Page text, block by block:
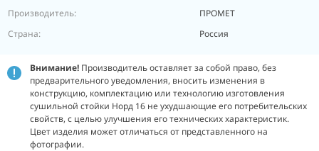
Производитель:
ПРОМЕТ
Страна:
Россия
Внимание! Производитель оставляет за собой право, без
предварительного уведомления, вносить изменения в
конструкцию, комплектацию или технологию изготовления
сушильной стойки Норд 16 не ухудшающие его потребительских
свойств, с целью улучшения его технических характеристик.
Цвет изделия может отличаться от представленного на
фотографии.